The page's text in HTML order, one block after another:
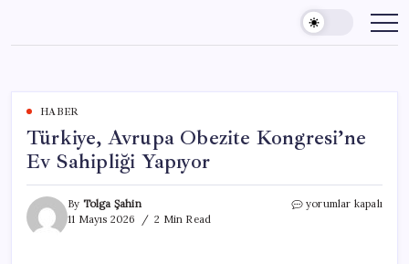
content
HABER
Türkiye, Avrupa Obezite Kongresi’ne
Ev Sahipliği Yapıyor
By Tolga Şahin
11 Mayıs 2026
2 Min Read
Türkiye,
yorumlar kapalı